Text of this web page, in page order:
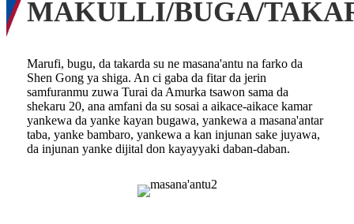
MAKULLI/BUGA/
Marufi, bugu, da takarda su ne masana'antu na farko da
Shen Gong ya shiga. An ci gaba da fitar da jerin
samfuranmu zuwa Turai da Amurka tsawon sama da
shekaru 20, ana amfani da su sosai a aikace-aikace kamar
yankewa da yanke kayan bugawa, yankewa a masana'antar
taba, yanke bambaro, yankewa a kan injunan sake juyawa,
da injunan yanke dijital don kayayyaki daban-daban.